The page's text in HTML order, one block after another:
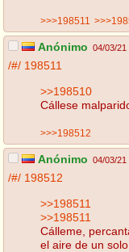
>>>198511
Anónimo 04/03/21
/#/ 198511
>>198510
Cállese
>>>198512
Anónimo 04/03/21
/#/ 198512
>>198511
>>198511
Cálleme,
el aire de un solo